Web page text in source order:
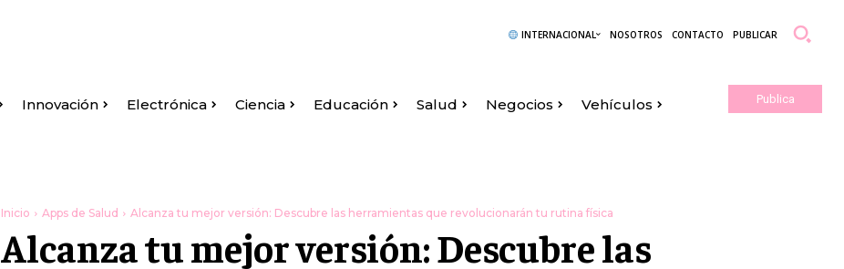
INTERNACIONAL NOSOTROS CONTACTO PUBLICAR
Innovación Electrónica Ciencia Educación Salud Negocios Vehículos Publica
Inicio Apps de Salud Alcanza tu mejor versión: Descubre las herramientas que revolucionarán tu rutina física
Alcanza tu mejor versión: Descubre las